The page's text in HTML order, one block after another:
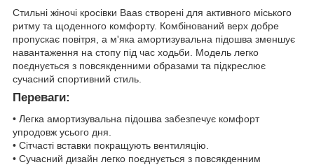
Стильні жіночі кросівки Baas створені для активного міського
ритму та щоденного комфорту. Комбінований верх добре
пропускає повітря, а м'яка амортизувальна підошва зменшує
навантаження на стопу під час ходьби. Модель легко
поєднується з повсякденними образами та підкреслює
сучасний спортивний стиль.
Переваги:
• Легка амортизувальна підошва забезпечує комфорт
упродовж усього дня.
• Сітчасті вставки покращують вентиляцію.
• Сучасний дизайн легко поєднується з повсякденним